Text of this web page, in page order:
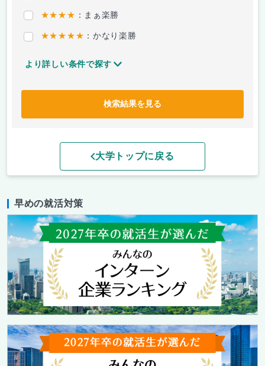
★★★★ ：まぁ楽勝
★★★★★ ：かなり楽勝
より詳しい条件で探す
検索結果を見る
大学トップに戻る
早めの就活対策